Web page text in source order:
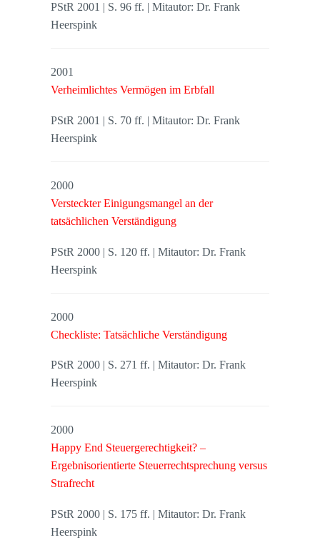
PStR 2001 | S. 96 ff. | Mitautor: Dr. Frank
Heerspink
2001
Verheimlichtes Vermögen im Erbfall
PStR 2001 | S. 70 ff. | Mitautor: Dr. Frank
Heerspink
2000
Versteckter Einigungsmangel an der
tatsächlichen Verständigung
PStR 2000 | S. 120 ff. | Mitautor: Dr. Frank
Heerspink
2000
Checkliste: Tatsächliche Verständigung
PStR 2000 | S. 271 ff. | Mitautor: Dr. Frank
Heerspink
2000
Happy End Steuergerechtigkeit? –
Ergebnisorientierte Steuerrechtsprechung versus
Strafrecht
PStR 2000 | S. 175 ff. | Mitautor: Dr. Frank
Heerspink